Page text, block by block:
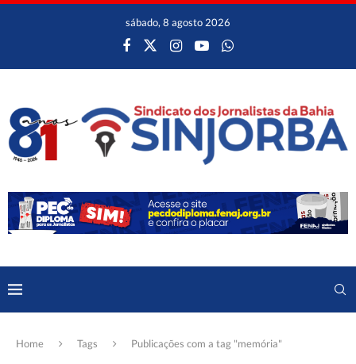
sábado, 8 agosto 2026
Home Tags Publicações com a tag "memória"